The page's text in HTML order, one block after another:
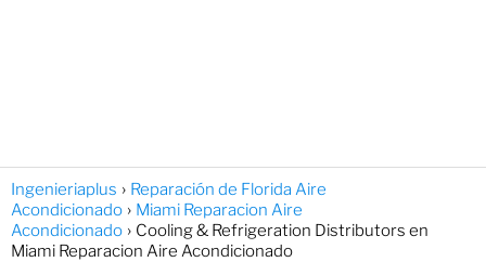
Ingenieriaplus
Reparación de Florida Aire
Acondicionado
Miami Reparacion Aire
Acondicionado
Cooling & Refrigeration Distributors en
Miami Reparacion Aire Acondicionado